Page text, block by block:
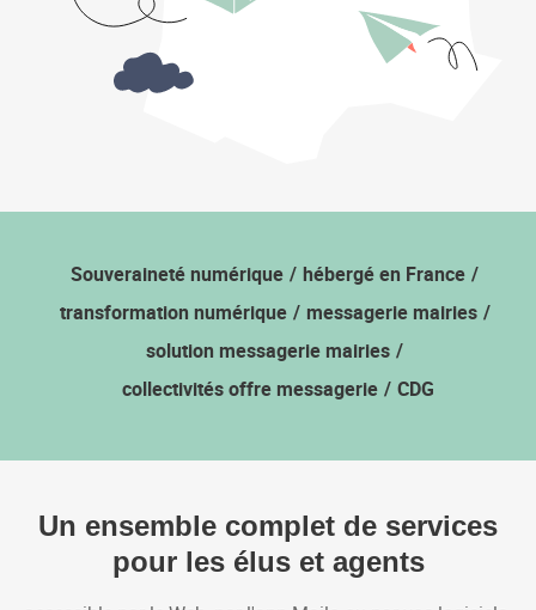
Mailo vous accompagne
Souveraineté numérique
hébergé en France
transformation numérique
messagerie mairies
solution messagerie mairies
collectivités offre messagerie
CDG
Un ensemble complet de services
pour les élus et agents